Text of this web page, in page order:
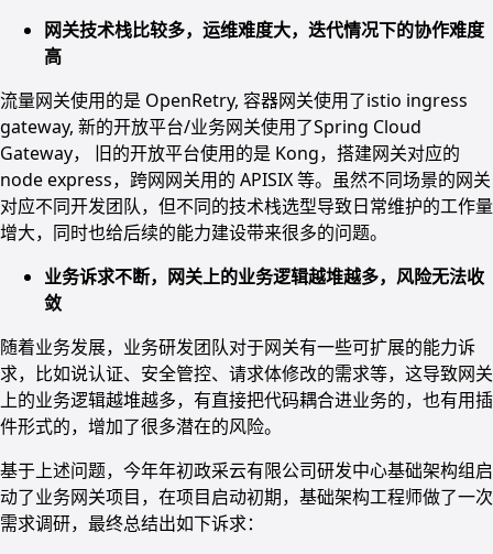
网关技术栈比较多，运维难度大，迭代情况下的协作难度
高
流量网关使用的是 OpenRetry, 容器网关使用了istio ingress
gateway, 新的开放平台/业务网关使用了Spring Cloud
Gateway， 旧的开放平台使用的是 Kong，搭建网关对应的
node express，跨网网关用的 APISIX 等。虽然不同场景的网关
对应不同开发团队，但不同的技术栈选型导致日常维护的工作量
增大，同时也给后续的能力建设带来很多的问题。
业务诉求不断，网关上的业务逻辑越堆越多，风险无法收
敛
随着业务发展，业务研发团队对于网关有一些可扩展的能力诉
求，比如说认证、安全管控、请求体修改的需求等，这导致网关
上的业务逻辑越堆越多，有直接把代码耦合进业务的，也有用插
件形式的，增加了很多潜在的风险。
基于上述问题，今年年初政采云有限公司研发中心基础架构组启
动了业务网关项目，在项目启动初期，基础架构工程师做了一次
需求调研，最终总结出如下诉求：